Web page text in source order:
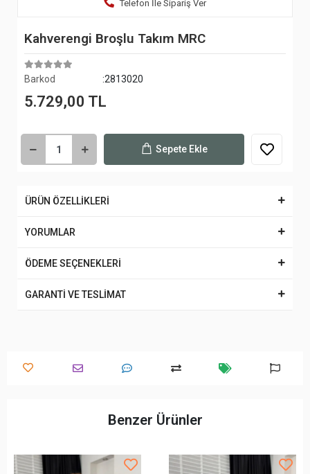
Telefon İle Sipariş Ver
Kahverengi Broşlu Takım MRC
Barkod :2813020
5.729,00 TL
Sepete Ekle
ÜRÜN ÖZELLİKLERİ
YORUMLAR
ÖDEME SEÇENEKLERİ
GARANTİ VE TESLİMAT
Benzer Ürünler